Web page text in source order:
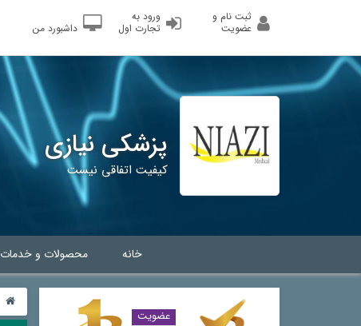
ثبت نام و
عضویت
ورود به
تجارت اول داشبورد من
پزشکی نیازی
کیفیت اتفاقی نیست
خانه محصولات و خدمات
عضویت